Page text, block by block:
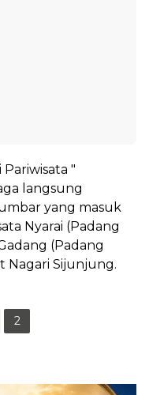
"
langsung
yang masuk
Nyarai (Padang
(Padang
Nagari Sijunjung.
2